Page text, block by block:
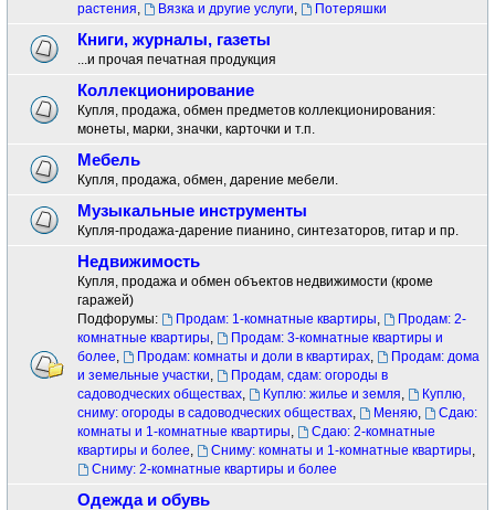
растения, Вязка и другие услуги, Потеряшки
Книги, журналы, газеты
...и прочая печатная продукция
Коллекционирование
Купля, продажа, обмен предметов коллекционирования:
монеты, марки, значки, карточки и т.п.
Мебель
Купля, продажа, обмен, дарение мебели.
Музыкальные инструменты
Купля-продажа-дарение пианино, синтезаторов, гитар и пр.
Недвижимость
Купля, продажа и обмен объектов недвижимости (кроме
гаражей)
Подфорумы:
Продам: 1-комнатные квартиры,
Продам: 2-
комнатные квартиры,
Продам: 3-комнатные квартиры и
более, Продам: комнаты и доли в квартирах,
Продам: дома
и земельные участки,
Продам, сдам: огороды в
садоводческих обществах, Куплю: жилье и земля,
Куплю,
сниму: огороды в садоводческих обществах, Меняю,
Сдаю:
комнаты и 1-комнатные квартиры,
Сдаю: 2-комнатные
квартиры и более, Сниму: комнаты и 1-комнатные квартиры,
Сниму: 2-комнатные квартиры и более
Одежда и обувь